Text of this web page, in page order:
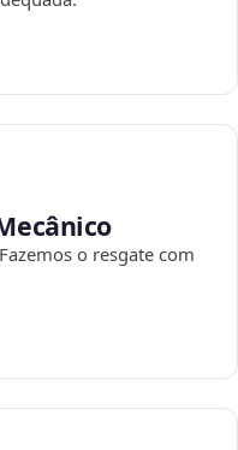
o resgate com